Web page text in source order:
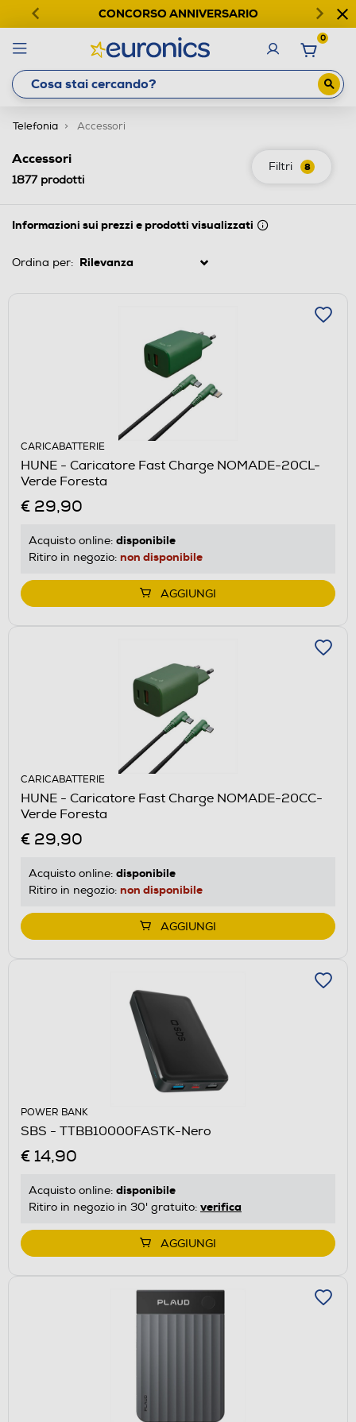
CONCORSO ANNIVERSARIO
0
Telefonia Accessori
Filtri 8
Accessori
1877prodotti
Informazioni sui prezzi e prodotti visualizzati
Ordina per:
CARICABATTERIE
HUNE - Caricatore Fast Charge NOMADE-20CL-
Verde Foresta
€ 29,90
Acquisto online: disponibile
Ritiro in negozio: non disponibile
AGGIUNGI
CARICABATTERIE
HUNE - Caricatore Fast Charge NOMADE-20CC-
Verde Foresta
€ 29,90
Acquisto online: disponibile
Ritiro in negozio: non disponibile
AGGIUNGI
POWER BANK
SBS - TTBB10000FASTK-Nero
€ 14,90
Acquisto online: disponibile
Ritiro in negozio in 30' gratuito: verifica
AGGIUNGI